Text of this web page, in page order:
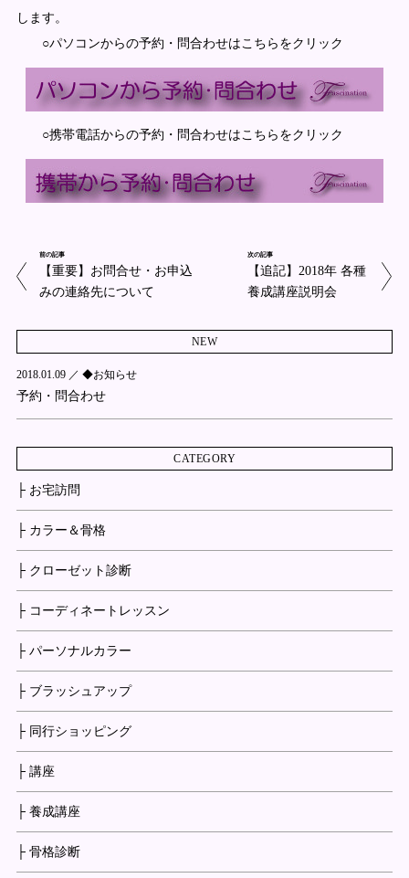
します。
○パソコンからの予約・問合わせはこちらをクリック
○携帯電話からの予約・問合わせはこちらをクリック
前の記事
【重要】お問合せ・お申込
みの連絡先について
次の記事
【追記】2018年 各種
養成講座説明会
NEW
2018.01.09 ／ ◆お知らせ
予約・問合わせ
CATEGORY
├ お宅訪問
├ カラー＆骨格
├ クローゼット診断
├ コーディネートレッスン
├ パーソナルカラー
├ ブラッシュアップ
├ 同行ショッピング
├ 講座
├ 養成講座
├ 骨格診断